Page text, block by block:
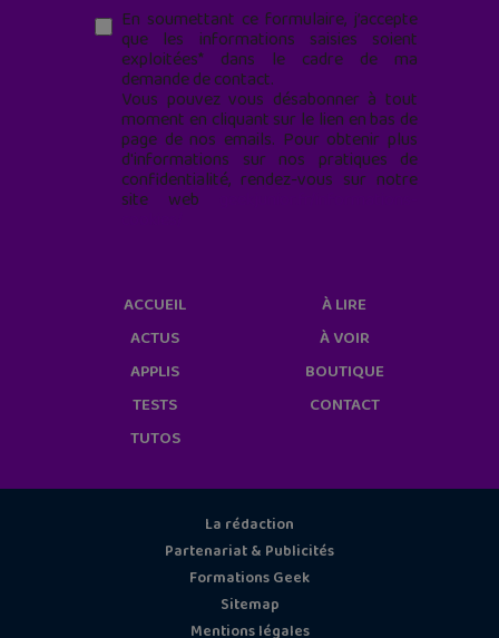
En soumettant ce formulaire, j’accepte
que les informations saisies soient
exploitées* dans le cadre de ma
demande de contact.
Vous pouvez vous désabonner à tout
moment en cliquant sur le lien en bas de
page de nos emails. Pour obtenir plus
d'informations sur nos pratiques de
confidentialité, rendez-vous sur notre
site web
ACCUEIL
ACTUS
APPLIS
TESTS
TUTOS
À LIRE
À VOIR
BOUTIQUE
CONTACT
La rédaction
Partenariat & Publicités
Formations Geek
Sitemap
Mentions légales